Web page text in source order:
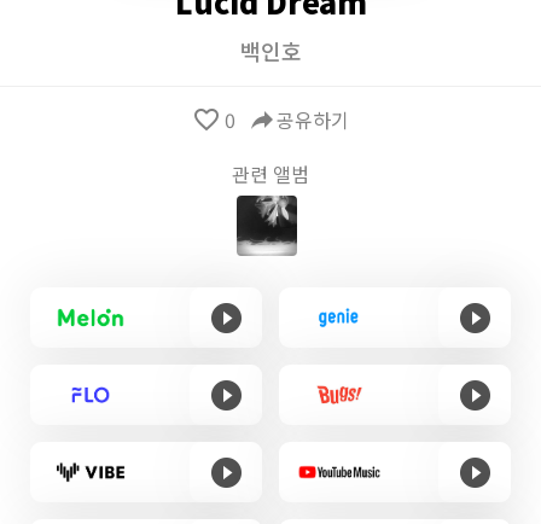
백인호
favorite_border 0 reply공유하기
관련 앨범